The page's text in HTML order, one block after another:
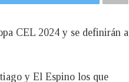
CEL 2024 y se definirán a
y El Espino los que